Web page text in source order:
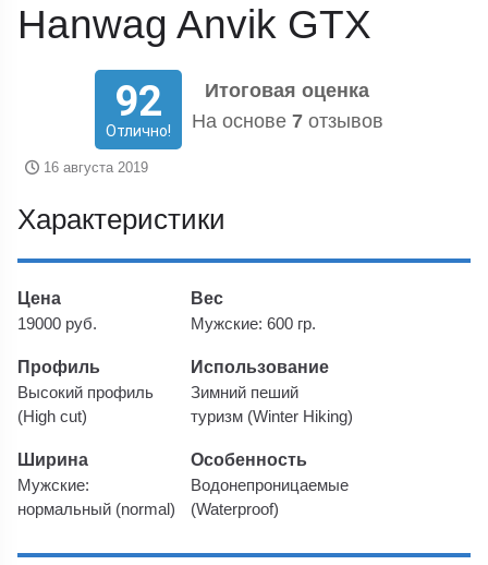
Hanwag Anvik GTX
92
Отлично!
Итоговая оценка
На основе 7отзывов
16 августа 2019
Характеристики
Цена
19000 руб.
Вес
Мужские: 600 гр.
Профиль
Высокий профиль
(High cut)
Использование
Зимний пеший
туризм (Winter Hiking)
Ширина
Мужские:
нормальный (normal)
Особенность
Водонепроницаемые
(Waterproof)